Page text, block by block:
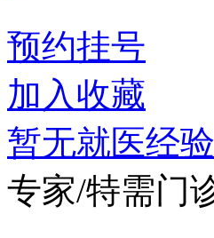
预约挂号
加入收藏
暂无就医经验
专家/特需门